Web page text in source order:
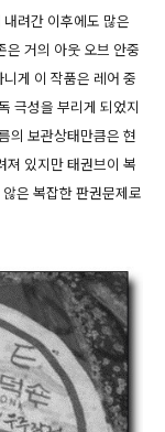
려간 이후에도 많은
은 거의 아웃 오브 안중
게 이 작품은 레어 중
극성을 부리게 되었지
의 보관상태만큼은 현
져 있지만 태권브이 복
은 복잡한 판권문제로